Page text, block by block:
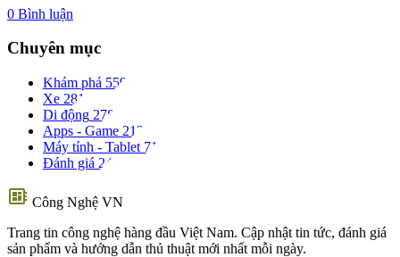
0 Bình luận
Chuyên mục
Khám phá 559
Xe 281
Di động 278
Apps - Game 212
Máy tính - Tablet 71
Đánh giá 24
developer_board Công Nghệ VN
Trang tin công nghệ hàng đầu Việt Nam. Cập nhật tin tức, đánh giá
sản phẩm và hướng dẫn thủ thuật mới nhất mỗi ngày.